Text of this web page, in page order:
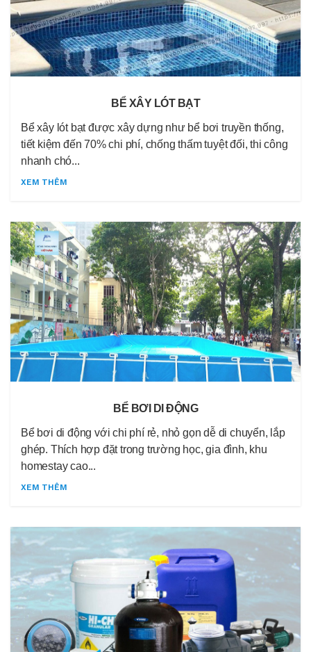
BỂ XÂY LÓT BẠT
Bể xây lót bạt được xây dựng như bể bơi truyền thống,
tiết kiệm đến 70% chi phí, chống thấm tuyệt đối, thi công
nhanh chó...
XEM THÊM
BỂ BƠI DI ĐỘNG
Bể bơi di động với chi phí rẻ, nhỏ gọn dễ di chuyển, lắp
ghép. Thích hợp đặt trong trường học, gia đình, khu
homestay cao...
XEM THÊM